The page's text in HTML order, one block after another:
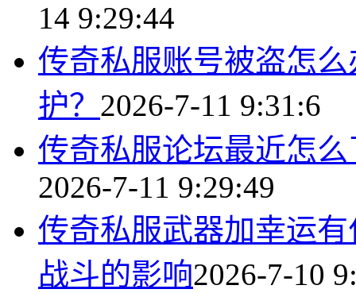
14 9:29:44
传奇私服账号被盗怎
护？ 2026-7-11 9:31:6
传奇私服论坛最近怎
2026-7-11 9:29:49
传奇私服武器加幸运
战斗的影响2026-7-10